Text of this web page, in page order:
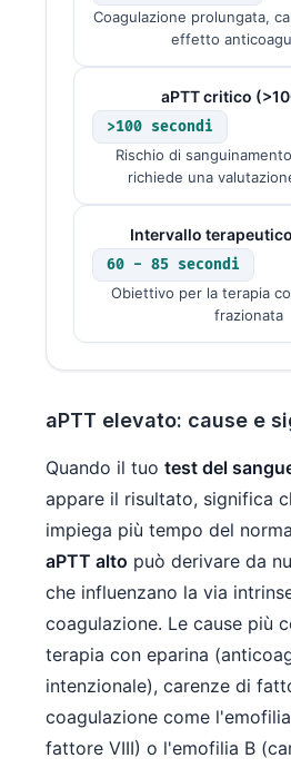
Coagulazione prolungata,
effetto
aPTT critico
>100 secondi
Rischio di
richiede una
Intervallo
60 - 85 secondi
Obiettivo per la terapia
frazionata
aPTT elevato: cause e
Quando il tuo test del
appare il risultato, significa
impiega più tempo del
aPTT alto può derivare da
che influenzano la via
coagulazione. Le cause più
terapia con eparina
intenzionale), carenze di
coagulazione come
fattore VIII) o l'emofilia B